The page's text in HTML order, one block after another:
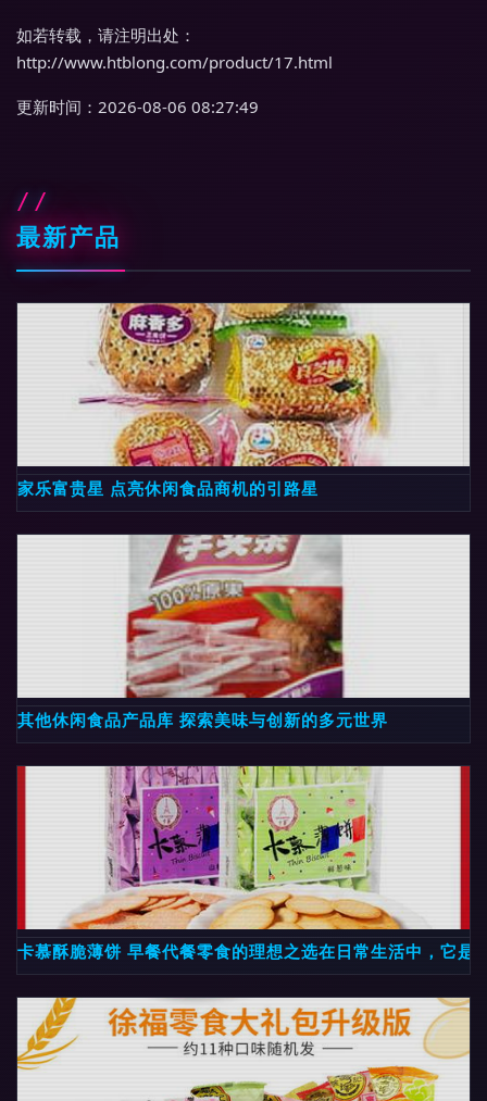
如若转载，请注明出处：
http://www.htblong.com/product/17.html
更新时间：2026-08-06 08:27:49
最新产品
家乐富贵星 点亮休闲食品商机的引路星
其他休闲食品产品库 探索美味与创新的多元世界
卡慕酥脆薄饼 早餐代餐零食的理想之选在日常生活中，它